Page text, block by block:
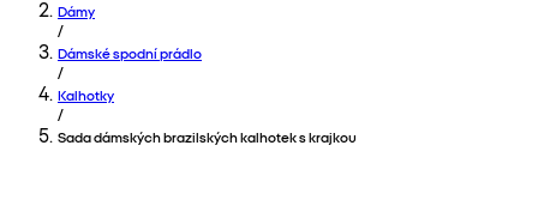
Dámy
/
Dámské spodní prádlo
/
Kalhotky
/
Sada dámských brazilských kalhotek s krajkou